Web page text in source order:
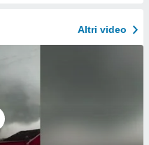
Altri video